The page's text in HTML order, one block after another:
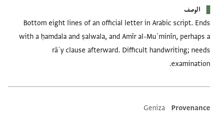
الوصف
Bottom eight lines of an official letter in Arabic script. Ends
with a ḥamdala and ṣalwala, and Amīr al-Muʾminīn, perhaps a
rāʾy clause afterward. Difficult handwriting; needs
examination.
Additional metadata
Provenance
Geniza